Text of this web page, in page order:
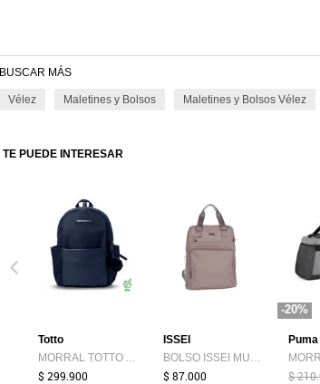
BUSCAR MÁS
Vélez Maletines y Bolsos Maletines y Bolsos Vélez
TE PUEDE INTERESAR
Totto
$ 299.900
ISSEI
$ 87.000
-20%
Puma
$